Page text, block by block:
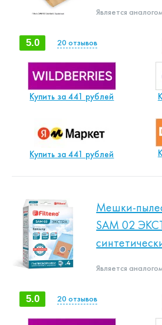
Является
5.0 20 отзывов
Купить за 441 рублей
Купить за 441 рублей
Мешки-
SAM 02
Является
5.0 20 отзывов